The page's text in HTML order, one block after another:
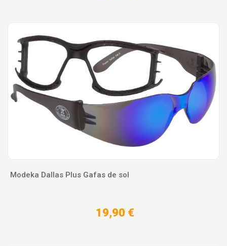
Modeka Dallas Plus Gafas de sol
19,90 €